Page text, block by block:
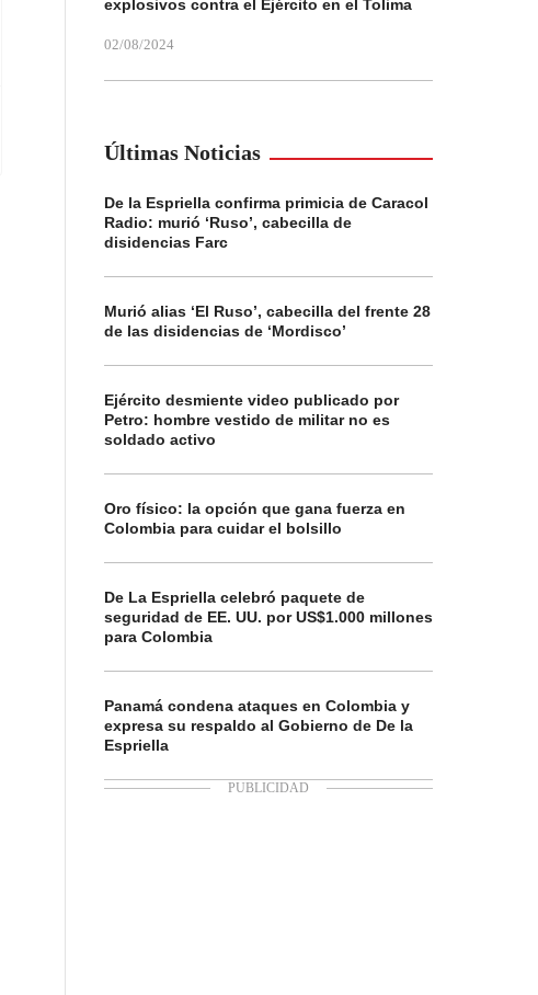
explosivos contra el Ejército en el Tolima
02/08/2024
Últimas Noticias
De la Espriella confirma primicia de Caracol
Radio: murió ‘Ruso’, cabecilla de
disidencias Farc
Murió alias ‘El Ruso’, cabecilla del frente 28
de las disidencias de ‘Mordisco’
Ejército desmiente video publicado por
Petro: hombre vestido de militar no es
soldado activo
Oro físico: la opción que gana fuerza en
Colombia para cuidar el bolsillo
De La Espriella celebró paquete de
seguridad de EE. UU. por US$1.000 millones
para Colombia
Panamá condena ataques en Colombia y
expresa su respaldo al Gobierno de De la
Espriella